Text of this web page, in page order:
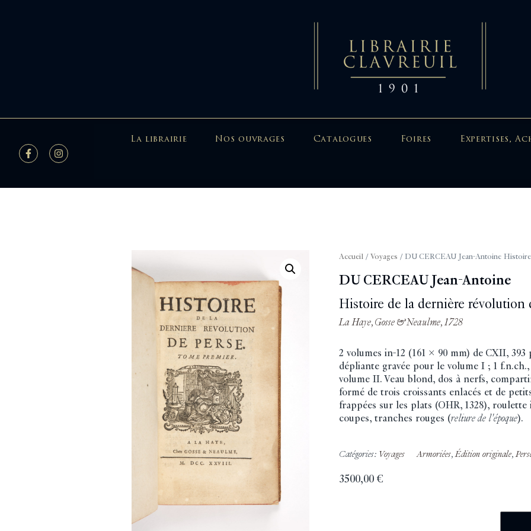
La librairie Nos ouvrages Catalogues Foires Expertises,
Accueil/ Voyages / DU CERCEAU Jean-Antoine
DU CERCEAU Jean-Antoine
Histoire de la dernière révolution
La Haye, Gosse & Neaulme, 1728
2 volumes in-12 (161 x 90 mm) de CXII, 393
dépliante gravée pour le volume I ; 1
volume II. Veau blond, dos à nerfs,
formé de trois croissants enlacés et de
frappées sur les plats (OHR, 1328),
coupes, tranches rouges (reliure de l'époque).
Catégories: Voyages Armoriées,Édition originale,
3500,00€